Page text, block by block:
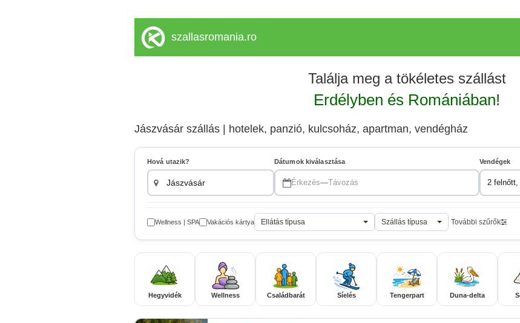
szallasromania.ro
Találja meg a tökéletes szállást
Erdélyben és Romániában!
Jászvásár szállás | hotelek, panzió, kulcsoház, apartman, vendégház
Hová utazik? Dátumok kiválasztása
Érkezés—Távozás
Vendégek
2
Wellness | SPA Vakációs kártya Ellátás típusa Szállás típusa További szűrők
Hegyvidék Wellness Családbarát Síelés Tengerpart Duna-delta